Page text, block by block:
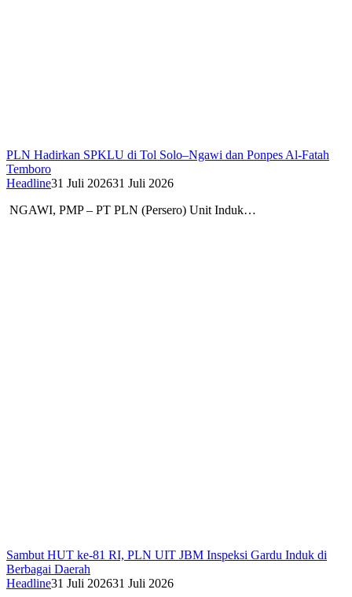
PLN Hadirkan SPKLU di Tol Solo–Ngawi dan Ponpes Al-Fatah
Temboro
Headline31 Juli 202631 Juli 2026
NGAWI, PMP – PT PLN (Persero) Unit Induk…
Sambut HUT ke-81 RI, PLN UIT JBM Inspeksi Gardu Induk di
Berbagai Daerah
Headline31 Juli 202631 Juli 2026